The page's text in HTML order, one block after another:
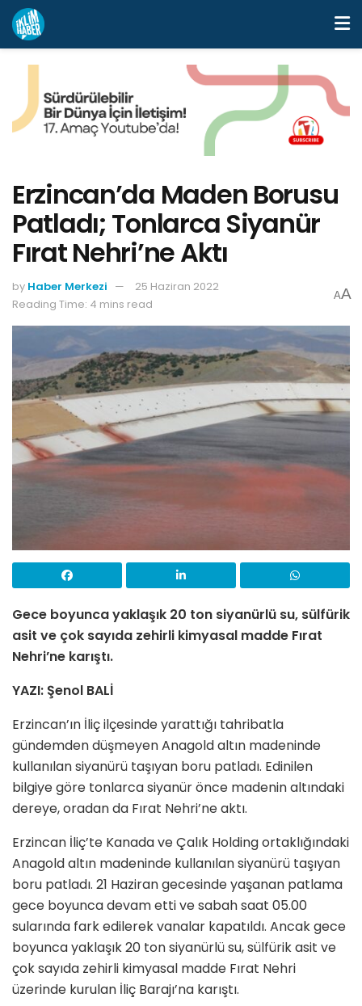
Erzincan’da Maden Borusu
Patladı; Tonlarca Siyanür
Fırat Nehri’ne Aktı
by Haber Merkezi
25 Haziran 2022
Reading Time: 4 mins read
AA
Gece boyunca yaklaşık 20 ton siyanürlü su, sülfürik
asit ve çok sayıda zehirli kimyasal madde Fırat
Nehri’ne karıştı.
YAZI: Şenol BALİ
Erzincan’ın İliç ilçesinde yarattığı tahribatla
gündemden düşmeyen Anagold altın madeninde
kullanılan siyanürü taşıyan boru patladı. Edinilen
bilgiye göre tonlarca siyanür önce madenin altındaki
dereye, oradan da Fırat Nehri’ne aktı.
Erzincan İliç’te Kanada ve Çalık Holding ortaklığındaki
Anagold altın madeninde kullanılan siyanürü taşıyan
boru patladı. 21 Haziran gecesinde yaşanan patlama
gece boyunca devam etti ve sabah saat 05.00
sularında fark edilerek vanalar kapatıldı. Ancak gece
boyunca yaklaşık 20 ton siyanürlü su, sülfürik asit ve
çok sayıda zehirli kimyasal madde Fırat Nehri
üzerinde kurulan İliç Barajı’na karıştı.